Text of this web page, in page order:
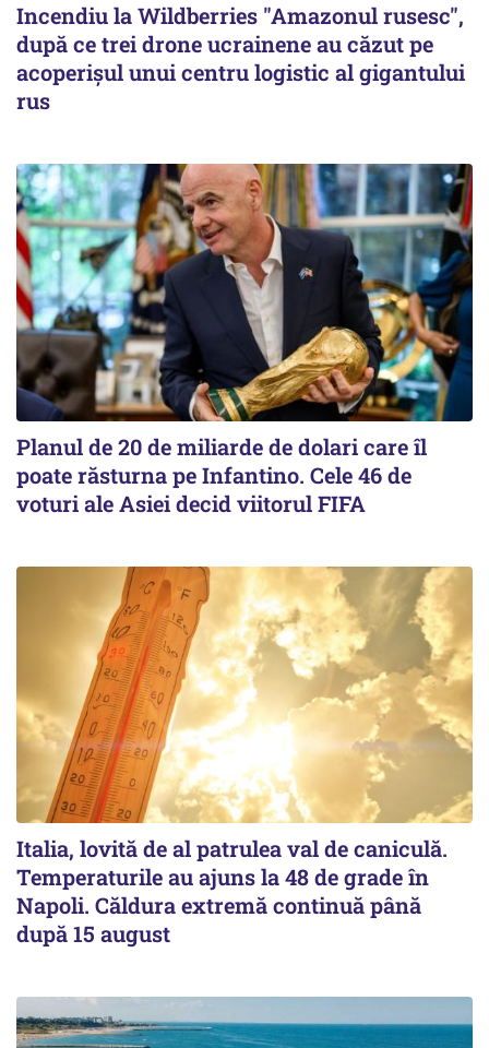
Incendiu la Wildberries "Amazonul rusesc",
după ce trei drone ucrainene au căzut pe
acoperişul unui centru logistic al gigantului
rus
Planul de 20 de miliarde de dolari care îl
poate răsturna pe Infantino. Cele 46 de
voturi ale Asiei decid viitorul FIFA
Italia, lovită de al patrulea val de caniculă.
Temperaturile au ajuns la 48 de grade în
Napoli. Căldura extremă continuă până
după 15 august